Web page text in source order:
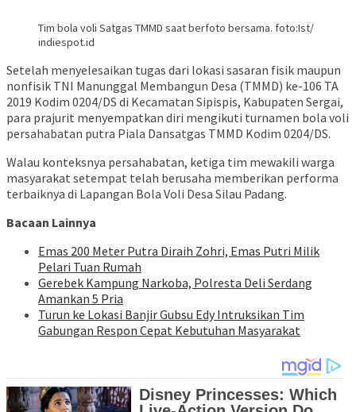
Tim bola voli Satgas TMMD saat berfoto bersama. foto:Ist/
indiespot.id
Setelah menyelesaikan tugas dari lokasi sasaran fisik maupun
nonfisik TNI Manunggal Membangun Desa (TMMD) ke-106 TA
2019 Kodim 0204/DS di Kecamatan Sipispis, Kabupaten Sergai,
para prajurit menyempatkan diri mengikuti turnamen bola voli
persahabatan putra Piala Dansatgas TMMD Kodim 0204/DS.
Walau konteksnya persahabatan, ketiga tim mewakili warga
masyarakat setempat telah berusaha memberikan performa
terbaiknya di Lapangan Bola Voli Desa Silau Padang.
Bacaan Lainnya
Emas 200 Meter Putra Diraih Zohri, Emas Putri Milik
Pelari Tuan Rumah
Gerebek Kampung Narkoba, Polresta Deli Serdang
Amankan 5 Pria
Turun ke Lokasi Banjir Gubsu Edy Intruksikan Tim
Gabungan Respon Cepat Kebutuhan Masyarakat